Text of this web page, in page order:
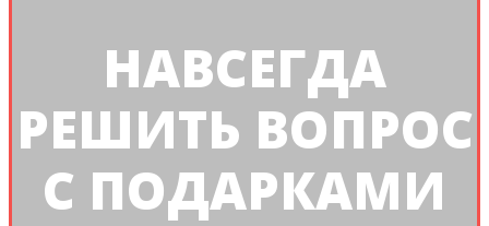
НАВСЕГДА
РЕШИТЬ ВОПРОС
С ПОДАРКАМИ